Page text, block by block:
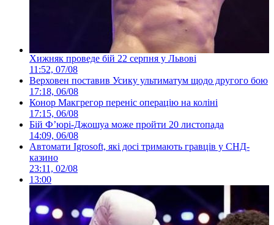
Хижняк проведе бій 22 серпня у Львові
11:52, 07/08
Верховен поставив Усику ультиматум щодо другого бою
17:18, 06/08
Конор Макгрегор переніс операцію на коліні
17:15, 06/08
Бій Ф’юрі-Джошуа може пройти 20 листопада
14:09, 06/08
Автомати Igrosoft, які досі тримають гравців у СНД-
казино
23:11, 02/08
13:00